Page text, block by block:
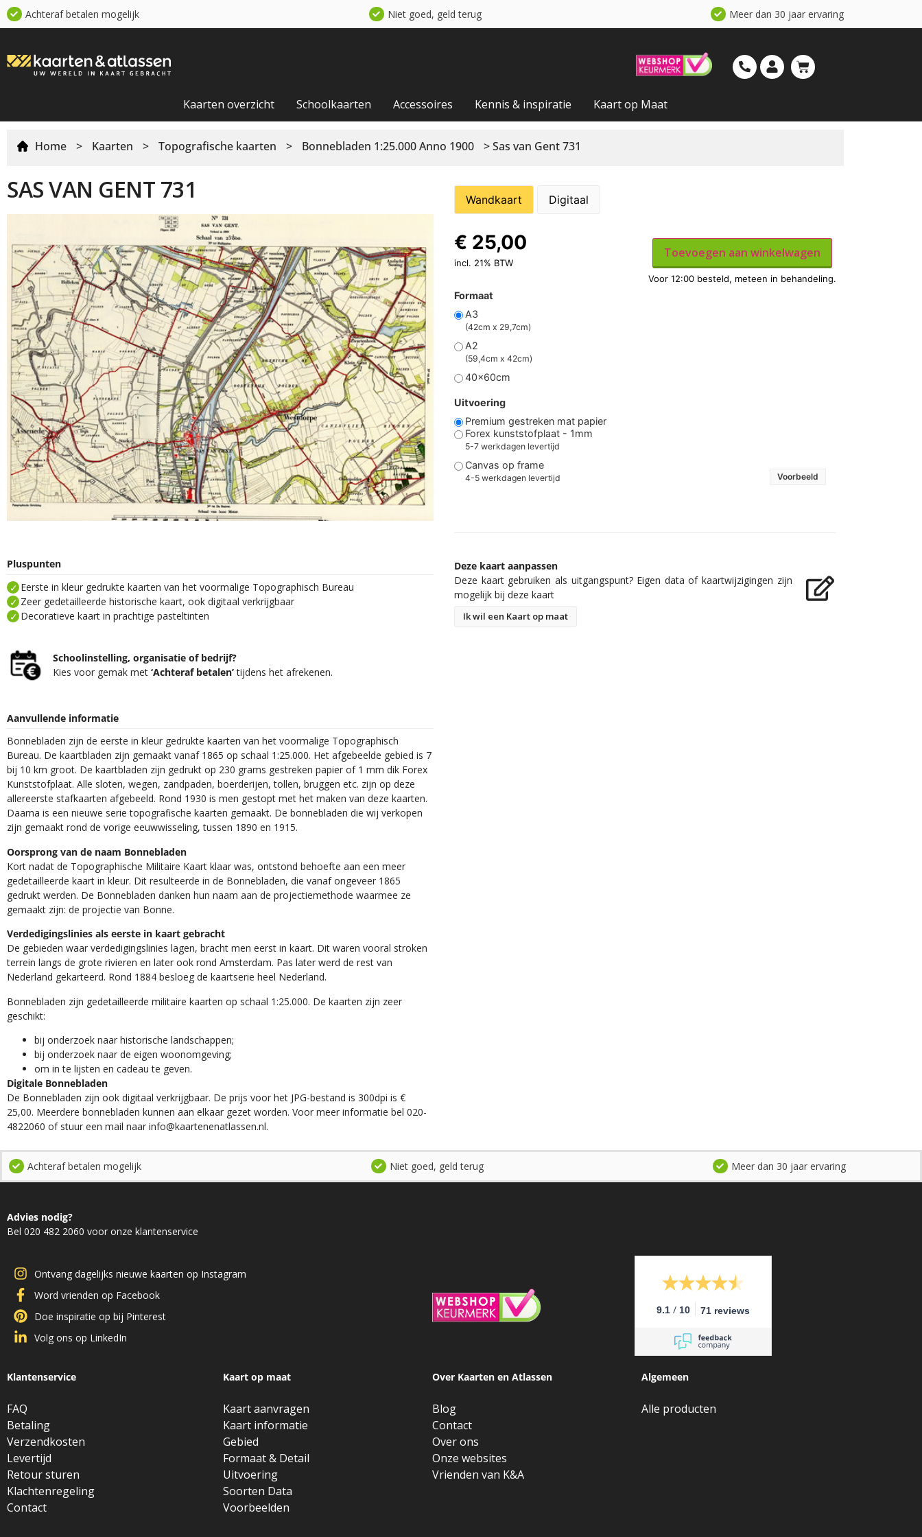
Achteraf betalen mogelijk Niet goed, geld terug Meer dan 30 jaar ervaring
Kaarten overzicht Schoolkaarten Accessoires Kennis & inspiratie Kaart op Maat
Home > Kaarten > Topografische kaarten > Bonnebladen 1:25.000 Anno 1900 > Sas van Gent 731
SAS VAN GENT 731
Pluspunten
Eerste in kleur gedrukte kaarten van het voormalige Topographisch Bureau
Zeer gedetailleerde historische kaart, ook digitaal verkrijgbaar
Decoratieve kaart in prachtige pasteltinten
Schoolinstelling, organisatie of bedrijf?
Kies voor gemak met‘Achteraf betalen’tijdens het afrekenen.
Aanvullende informatie
Bonnebladen zijn de eerste in kleur gedrukte kaarten van het voormalige Topographisch
Bureau. De kaartbladen zijn gemaakt vanaf 1865 op schaal 1:25.000. Het afgebeelde gebied is 7
bij 10 km groot. De kaartbladen zijn gedrukt op 230 grams gestreken papier of 1 mm dik Forex
Kunststofplaat. Alle sloten, wegen, zandpaden, boerderijen, tollen, bruggen etc. zijn op deze
allereerste stafkaarten afgebeeld. Rond 1930 is men gestopt met het maken van deze kaarten.
Daarna is een nieuwe serie topografische kaarten gemaakt. De bonnebladen die wij verkopen
zijn gemaakt rond de vorige eeuwwisseling, tussen 1890 en 1915.
Oorsprong van de naam Bonnebladen
Kort nadat de Topographische Militaire Kaart klaar was, ontstond behoefte aan een meer
gedetailleerde kaart in kleur. Dit resulteerde in de Bonnebladen, die vanaf ongeveer 1865
gedrukt werden. De Bonnebladen danken hun naam aan de projectiemethode waarmee ze
gemaakt zijn: de projectie van Bonne.
Verdedigingslinies als eerste in kaart gebracht
De gebieden waar verdedigingslinies lagen, bracht men eerst in kaart. Dit waren vooral stroken
terrein langs de grote rivieren en later ook rond Amsterdam. Pas later werd de rest van
Nederland gekarteerd. Rond 1884 besloeg de kaartserie heel Nederland.
Bonnebladen zijn gedetailleerde militaire kaarten op schaal 1:25.000. De kaarten zijn zeer
geschikt:​
​bij onderzoek naar historische landschappen;
bij onderzoek naar de eigen woonomgeving;
om in te lijsten en cadeau te geven.
Digitale Bonnebladen
De Bonnebladen zijn ook digitaal verkrijgbaar. De prijs voor het JPG-bestand is 300dpi is €
25,00. Meerdere bonnebladen kunnen aan elkaar gezet worden. Voor meer informatie bel 020-
4822060 of stuur een mail naar info@kaartenenatlassen.nl.
Wandkaart Digitaal
Formaat
A3
(42cm x 29,7cm)
A2
(59,4cm x 42cm)
40x60cm
Uitvoering
Premium gestreken mat papier
Forex kunststofplaat - 1mm
5-7 werkdagen levertijd
Canvas op frame
4-5 werkdagen levertijd Voorbeeld
€ 25,00
incl. 21% BTW
Toevoegen aan winkelwagen
Deze kaart aanpassen
Deze kaart gebruiken als uitgangspunt? Eigen data of kaartwijzigingen zijn
mogelijk bij deze kaart
Ik wil een Kaart op maat
Achteraf betalen mogelijk Niet goed, geld terug Meer dan 30 jaar ervaring
Advies nodig?
Bel 020 482 2060 voor onze klantenservice
Ontvang dagelijks nieuwe kaarten op Instagram
Word vrienden op Facebook
Doe inspiratie op bij Pinterest
Volg ons op LinkedIn
9.1 / 10 71 reviews
Klantenservice
FAQ
Betaling
Verzendkosten
Levertijd
Retour sturen
Klachtenregeling
Contact
Kaart op maat
Kaart aanvragen
Kaart informatie
Gebied
Formaat & Detail
Uitvoering
Soorten Data
Voorbeelden
Over Kaarten en Atlassen
Blog
Contact
Over ons
Onze websites
Vrienden van K&A
Algemeen
Alle producten